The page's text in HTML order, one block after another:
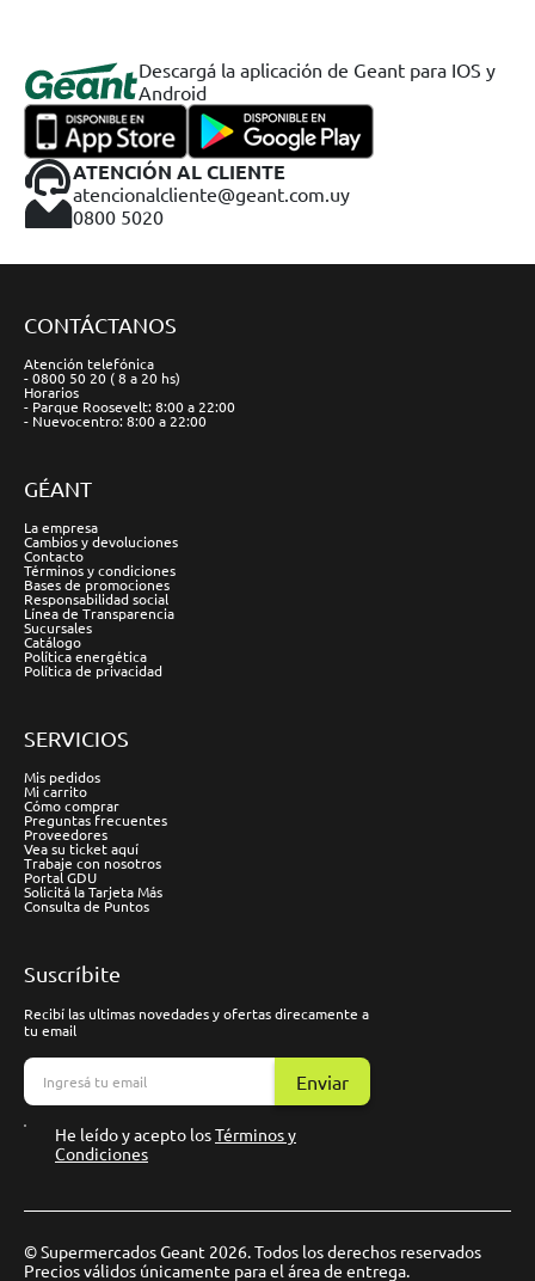
Descargá la aplicación de Geant para IOS y
Android
ATENCIÓN AL CLIENTE
atencionalcliente@geant.com.uy
0800 5020
CONTÁCTANOS
Atención telefónica
- 0800 50 20 ( 8 a 20 hs)
Horarios
- Parque Roosevelt: 8:00 a 22:00
- Nuevocentro: 8:00 a 22:00
GÉANT
La empresa
Cambios y devoluciones
Contacto
Términos y condiciones
Bases de promociones
Responsabilidad social
Línea de Transparencia
Sucursales
Catálogo
Política energética
Política de privacidad
SERVICIOS
Mis pedidos
Mi carrito
Cómo comprar
Preguntas frecuentes
Proveedores
Vea su ticket aquí
Trabaje con nosotros
Portal GDU
Solicitá la Tarjeta Más
Consulta de Puntos
Suscríbite
Recibí las ultimas novedades y ofertas direcamente a
tu email
Enviar
He leído y acepto losTérminos y
Condiciones
© Supermercados Geant 2026. Todos los derechos reservados
Precios válidos únicamente para el área de entrega.